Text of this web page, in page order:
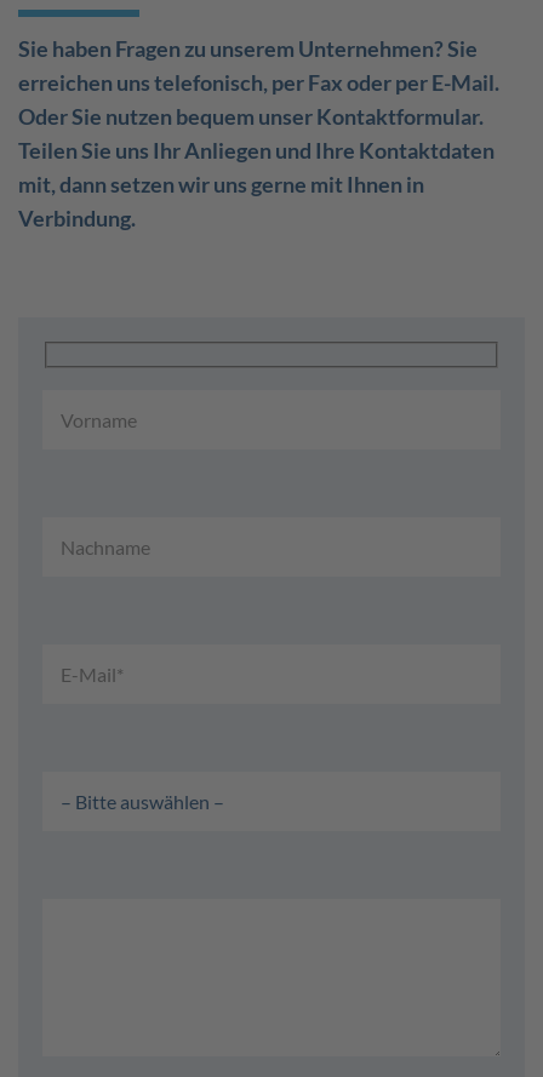
Sie haben Fragen zu unserem Unternehmen? Sie
erreichen uns telefonisch, per Fax oder per E-Mail.
Oder Sie nutzen bequem unser Kontaktformular.
Teilen Sie uns Ihr Anliegen und Ihre Kontaktdaten
mit, dann setzen wir uns gerne mit Ihnen in
Verbindung.